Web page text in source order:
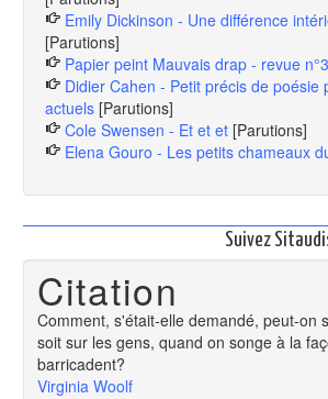
Emily Dickinson - Une différence
[Parutions]
Papier peint Mauvais drap - revue
Didier Cahen - Petit précis de poésie
actuels [Parutions]
Cole Swensen - Et et et [Parutions]
Elena Gouro - Les petits chameaux
Suivez
Citation
Comment, s'était-elle demandé, peut-on
soit sur les gens, quand on songe à la
barricadent?
Virginia Woolf